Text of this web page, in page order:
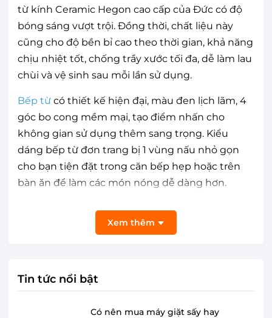
từ kính Ceramic Hegon cao cấp của Đức có độ
bóng sáng vượt trội. Đồng thời, chất liệu này
cũng cho độ bền bỉ cao theo thời gian, khả năng
chịu nhiệt tốt, chống trầy xước tối đa, dễ làm lau
chùi và vệ sinh sau mỗi lần sử dụng.
Bếp từ có thiết kế hiện đại, màu đen lịch lãm, 4
góc bo cong mềm mại, tạo điểm nhấn cho
không gian sử dụng thêm sang trọng. Kiểu
dáng bếp từ đơn trang bị 1 vùng nấu nhỏ gọn
cho bạn tiện đặt trong căn bếp hẹp hoặc trên
bàn ăn để làm các món nóng dễ dàng hơn.
Xem thêm
Tin tức nổi bật
Có nên mua máy giặt sấy hay